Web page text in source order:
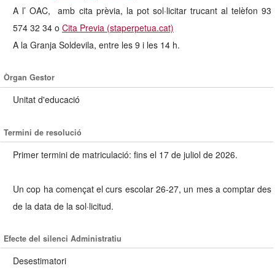
A l’ OAC, amb cita prèvia, la pot sol·licitar trucant al telèfon 93
574 32 34 o Cita Previa (staperpetua.cat)
A la Granja Soldevila, entre les 9 i les 14 h.
Òrgan Gestor
Unitat d'educació
Termini de resolució
Primer termini de matriculació: fins el 17 de juliol de 2026.
Un cop ha començat el curs escolar 26-27, un mes a comptar des
de la data de la sol·licitud.
Efecte del silenci Administratiu
Desestimatori